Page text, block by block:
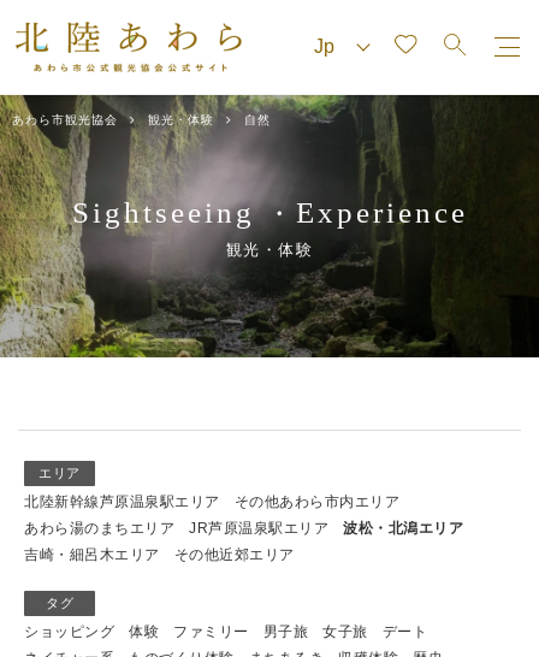
あわら市観光協会 観光・体験 自然
Sightseeing・ Experience
観光・体験
エリア
北陸新幹線芦原温泉駅エリア
その他あわら市内エリア
あわら湯のまちエリア
JR芦原温泉駅エリア
波松・北潟エリア
吉崎・細呂木エリア
その他近郊エリア
タグ
ショッピング 体験 ファミリー 男子旅 女子旅
デート